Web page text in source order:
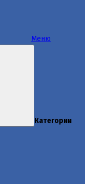
Меню
Категории